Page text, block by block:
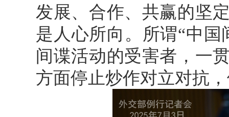
发展、合作、共赢的坚
是人心所向。所谓“中
间谍活动的受害者，一
方面停止炒作对立对抗